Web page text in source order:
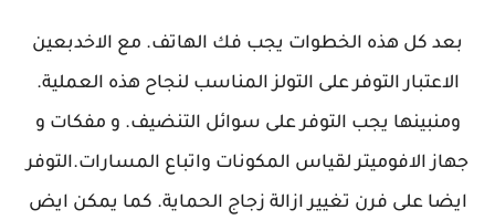
بعد كل هذه الخطوات يجب فك الهاتف. مع الاخدبعين
الاعتبار التوفر على التولز المناسب لنجاح هذه العملية.
ومنبينها يجب التوفر على سوائل التنضيف. و مفكات و
جهاز الافوميتر لقياس المكونات واتباع المسارات.التوفر
ايضا على فرن تغيير ازالة زجاج الحماية. كما يمكن ايض